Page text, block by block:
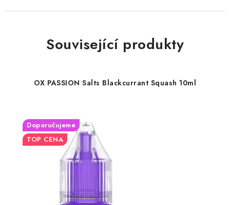
Související produkty
OX PASSION Salts Blackcurrant Squash 10ml
Doporučujeme
TOP CENA